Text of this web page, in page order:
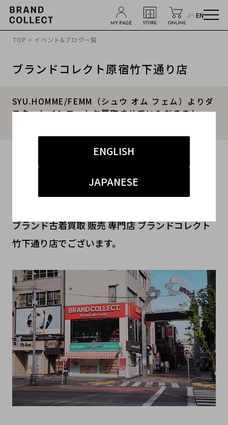
JP EN
ENGLISH
JAPANESE
TOP > イベント&ブログ一覧
ブランドコレクト原宿竹下通り店
SYU.HOMME/FEMM（シュウ オム フェム）よりダ
スターレインコートお買取させていただきまし
ブランド古着買取 販売 専門店 ブランドコレクト
竹下通り店でございます。